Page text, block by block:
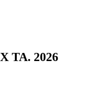
TA. 2026